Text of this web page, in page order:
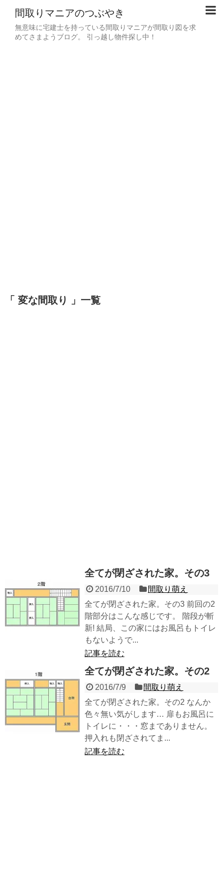
間取りマニアのつぶやき
無意味に宅建士を持っている間取りマニアが間取り図を求
めてさまようブログ。 引っ越し物件探し中！
「 変な間取り 」一覧
全てが閉ざされた家。その3
2016/7/10
間取り萌え
全てが閉ざされた家。その3 前回の2
階部分はこんな感じです。 階段が斬
新! 結局、この家にはお風呂もトイレ
もないようで...
記事を読む
全てが閉ざされた家。その2
2016/7/9
間取り萌え
全てが閉ざされた家。その2 なんか
色々無い気がします… 扉もお風呂に
トイレに・・・窓までありません。
押入れも閉ざされてま...
記事を読む